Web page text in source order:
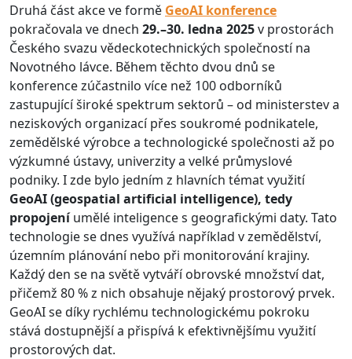
Druhá část akce ve formě GeoAI konference
pokračovala ve dnech 29.–30. ledna 2025v prostorách
Českého svazu vědeckotechnických společností na
Novotného lávce. Během těchto dvou dnů se
konference zúčastnilo více než 100 odborníků
zastupující široké spektrum sektorů – od ministerstev a
neziskových organizací přes soukromé podnikatele,
zemědělské výrobce a technologické společnosti až po
výzkumné ústavy, univerzity a velké průmyslové
podniky. I zde bylo jedním z hlavních témat využití
GeoAI (geospatial artificial intelligence), tedy
propojeníumělé inteligence s geografickými daty. Tato
technologie se dnes využívá například v zemědělství,
územním plánování nebo při monitorování krajiny.
Každý den se na světě vytváří obrovské množství dat,
přičemž 80 % z nich obsahuje nějaký prostorový prvek.
GeoAI se díky rychlému technologickému pokroku
stává dostupnější a přispívá k efektivnějšímu využití
prostorových dat.